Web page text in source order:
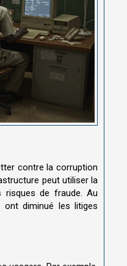
contre la corruption
peut utiliser la
risques de fraude. Au
ont diminué les litiges